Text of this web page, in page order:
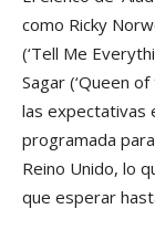
como Ricky
(‘Tell Me
Sagar (‘Queen
las expectativas
programada
Reino Unido, lo
que esperar